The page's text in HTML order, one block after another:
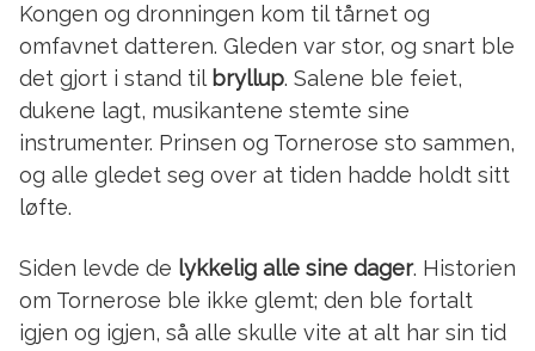
Kongen og dronningen kom til tårnet og
omfavnet datteren. Gleden var stor, og snart ble
det gjort i stand til bryllup. Salene ble feiet,
dukene lagt, musikantene stemte sine
instrumenter. Prinsen og Tornerose sto sammen,
og alle gledet seg over at tiden hadde holdt sitt
løfte.
Siden levde de lykkelig alle sine dager. Historien
om Tornerose ble ikke glemt; den ble fortalt
igjen og igjen, så alle skulle vite at alt har sin tid